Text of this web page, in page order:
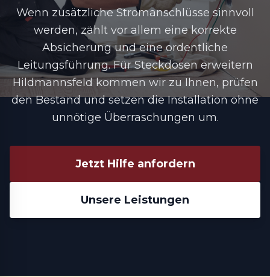
Wenn zusätzliche Stromanschlüsse sinnvoll
werden, zählt vor allem eine korrekte
Absicherung und eine ordentliche
Leitungsführung. Für Steckdosen erweitern
Hildmannsfeld kommen wir zu Ihnen, prüfen
den Bestand und setzen die Installation ohne
unnötige Überraschungen um.
Jetzt Hilfe anfordern
Unsere Leistungen